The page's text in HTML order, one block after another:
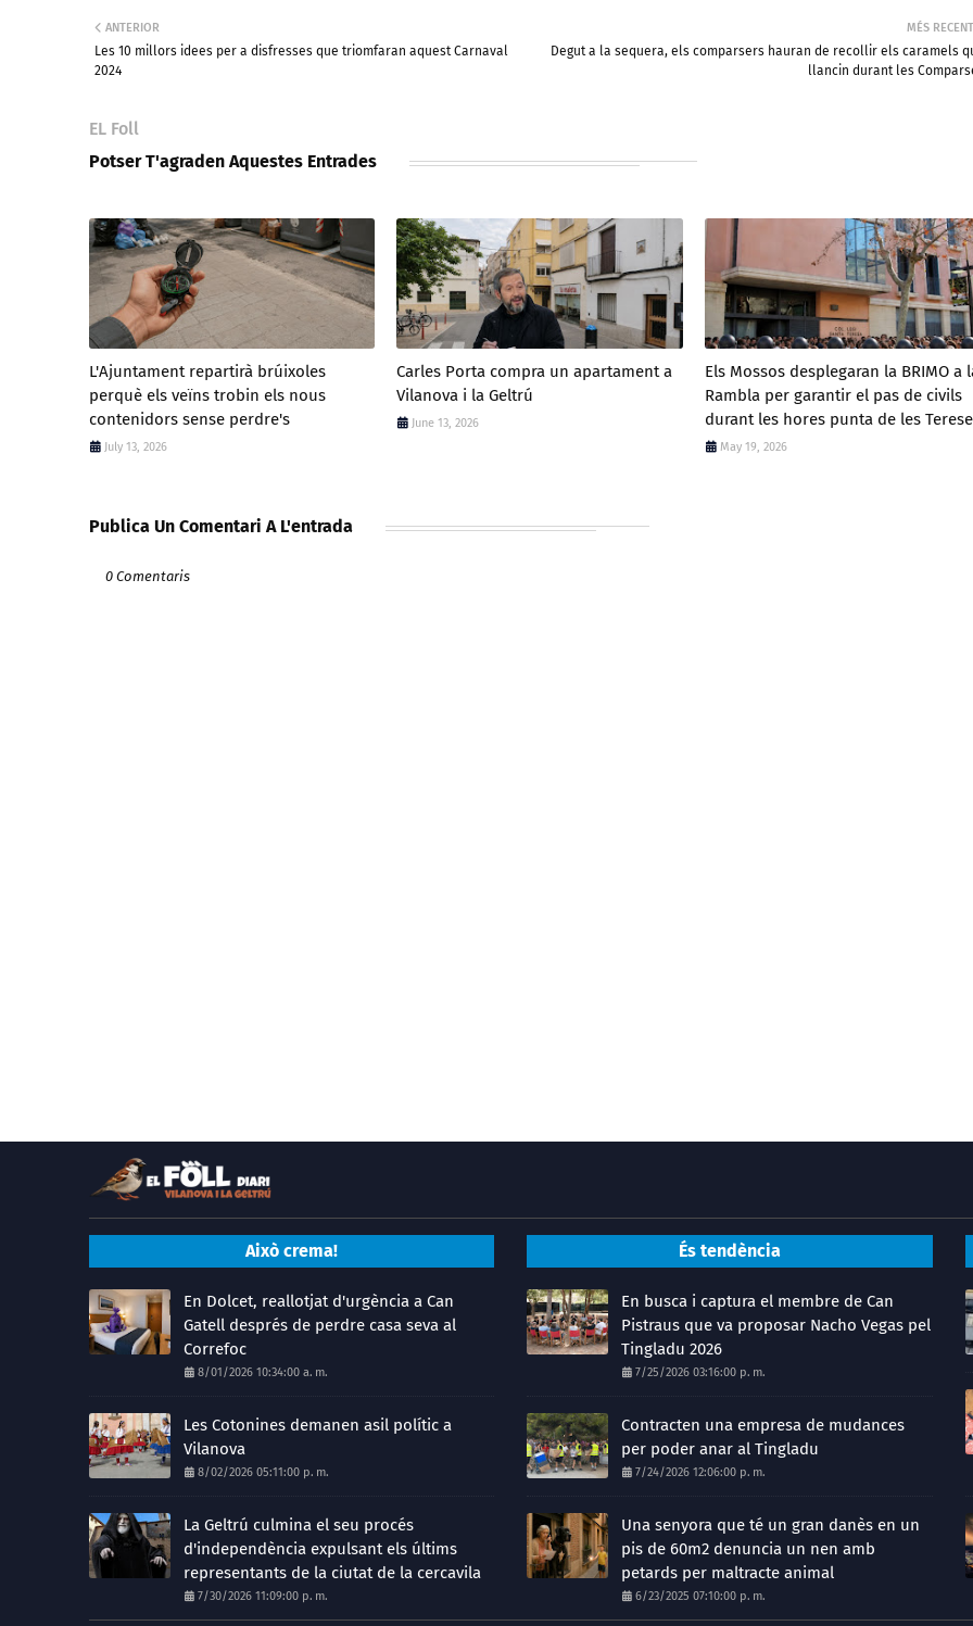
MÉS RECENT
Degut a la sequera, els comparsers hauran de recollir els caramels
llancin durant les
ANTERIOR
Les 10 millors idees per a disfresses que triomfaran aquest Carnaval
2024
EL Foll
Potser T'agraden Aquestes Entrades
L'Ajuntament repartirà brúixoles
perquè els veïns trobin els nous
contenidors sense perdre's
July 13, 2026
Carles Porta compra un apartament a
Vilanova i la Geltrú
June 13, 2026
Els Mossos desplegaran la BRIMO a
Rambla per garantir el pas de civils
durant les hores punta de les
May 19, 2026
Publica Un Comentari A L'entrada
0 Comentaris
Això crema!
En Dolcet, reallotjat d'urgència a Can
Gatell després de perdre casa seva al
Correfoc
8/01/2026 10:34:00 a. m.
Les Cotonines demanen asil polític a
Vilanova
8/02/2026 05:11:00 p. m.
La Geltrú culmina el seu procés
d'independència expulsant els últims
representants de la ciutat de la cercavila
7/30/2026 11:09:00 p. m.
És tendència
En busca i captura el membre de Can
Pistraus que va proposar Nacho Vegas pel
Tingladu 2026
7/25/2026 03:16:00 p. m.
Contracten una empresa de mudances
per poder anar al Tingladu
7/24/2026 12:06:00 p. m.
Una senyora que té un gran danès en un
pis de 60m2 denuncia un nen amb
petards per maltracte animal
6/23/2025 07:10:00 p. m.